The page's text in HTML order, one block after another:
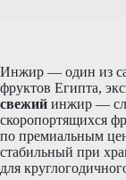
Инжир — один из
фруктов Египта,
свежий инжир —
скоропортящихся
по премиальным
стабильный при
для